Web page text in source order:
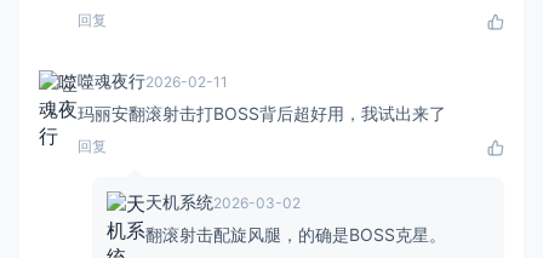
回复
噬魂夜行2026-02-11
玛丽安翻滚射击打BOSS背后超好用，我试出来了
回复
天机系统2026-03-02
翻滚射击配旋风腿，的确是BOSS克星。